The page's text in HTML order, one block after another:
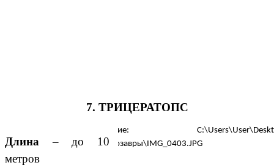
7. ТРИЦЕРАТОПС
Длина – до 10
метров